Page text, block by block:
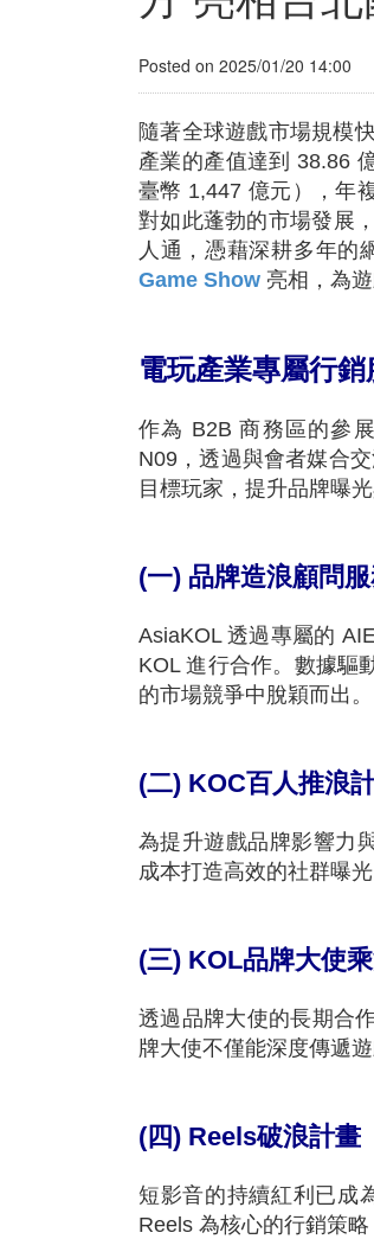
Posted on 2025/01/20 14:00
隨著全球遊戲市場規模
產業的產值達到 38.86
臺幣 1,447 億元），年
對如此蓬勃的市場發展
人通，憑藉深耕多年的
Game Show 亮相，為
電玩產業專屬行
作為 B2B 商務區的參
N09，透過與會者媒合
目標玩家，提升品牌曝
(一) 品牌造浪顧問
AsiaKOL 透過專屬的
KOL 進行合作。數據驅
的市場競爭中脫穎而出。
(二) KOC百人推浪
為提升遊戲品牌影響力
成本打造高效的社群曝
(三) KOL品牌大使
透過品牌大使的長期合
牌大使不僅能深度傳遞
(四) Reels破浪計畫
短影音的持續紅利已成
Reels 為核心的行銷策